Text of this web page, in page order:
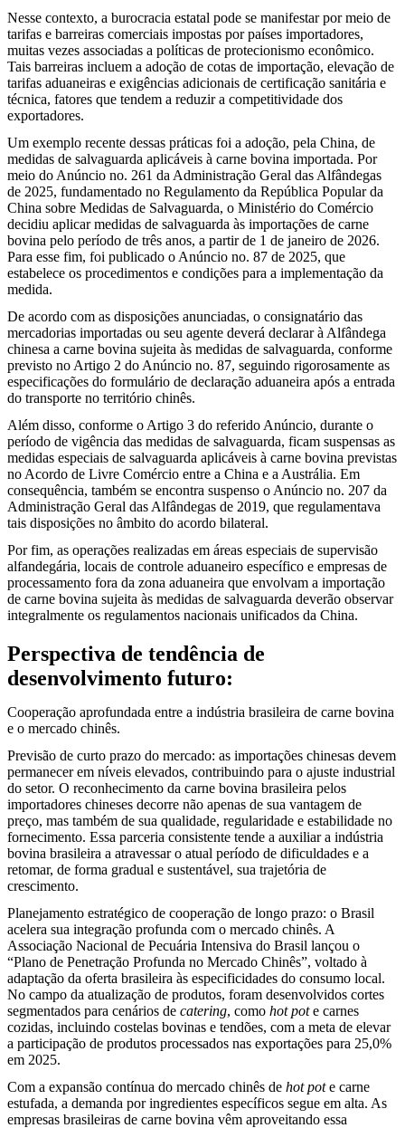
Nesse contexto, a burocracia estatal pode se manifestar por meio de
tarifas e barreiras comerciais impostas por países importadores,
muitas vezes associadas a políticas de protecionismo econômico.
Tais barreiras incluem a adoção de cotas de importação, elevação de
tarifas aduaneiras e exigências adicionais de certificação sanitária e
técnica, fatores que tendem a reduzir a competitividade dos
exportadores.
Um exemplo recente dessas práticas foi a adoção, pela China, de
medidas de salvaguarda aplicáveis à carne bovina importada. Por
meio do Anúncio no. 261 da Administração Geral das Alfândegas
de 2025, fundamentado no Regulamento da República Popular da
China sobre Medidas de Salvaguarda, o Ministério do Comércio
decidiu aplicar medidas de salvaguarda às importações de carne
bovina pelo período de três anos, a partir de 1 de janeiro de 2026.
Para esse fim, foi publicado o Anúncio no. 87 de 2025, que
estabelece os procedimentos e condições para a implementação da
medida.
De acordo com as disposições anunciadas, o consignatário das
mercadorias importadas ou seu agente deverá declarar à Alfândega
chinesa a carne bovina sujeita às medidas de salvaguarda, conforme
previsto no Artigo 2 do Anúncio no. 87, seguindo rigorosamente as
especificações do formulário de declaração aduaneira após a entrada
do transporte no território chinês.
Além disso, conforme o Artigo 3 do referido Anúncio, durante o
período de vigência das medidas de salvaguarda, ficam suspensas as
medidas especiais de salvaguarda aplicáveis à carne bovina previstas
no Acordo de Livre Comércio entre a China e a Austrália. Em
consequência, também se encontra suspenso o Anúncio no. 207 da
Administração Geral das Alfândegas de 2019, que regulamentava
tais disposições no âmbito do acordo bilateral.
Por fim, as operações realizadas em áreas especiais de supervisão
alfandegária, locais de controle aduaneiro específico e empresas de
processamento fora da zona aduaneira que envolvam a importação
de carne bovina sujeita às medidas de salvaguarda deverão observar
integralmente os regulamentos nacionais unificados da China.
Perspectiva de tendência de
desenvolvimento futuro:
Cooperação aprofundada entre a indústria brasileira de carne bovina
e o mercado chinês.
Previsão de curto prazo do mercado: as importações chinesas devem
permanecer em níveis elevados, contribuindo para o ajuste industrial
do setor. O reconhecimento da carne bovina brasileira pelos
importadores chineses decorre não apenas de sua vantagem de
preço, mas também de sua qualidade, regularidade e estabilidade no
fornecimento. Essa parceria consistente tende a auxiliar a indústria
bovina brasileira a atravessar o atual período de dificuldades e a
retomar, de forma gradual e sustentável, sua trajetória de
crescimento.
Planejamento estratégico de cooperação de longo prazo: o Brasil
acelera sua integração profunda com o mercado chinês. A
Associação Nacional de Pecuária Intensiva do Brasil lançou o
“Plano de Penetração Profunda no Mercado Chinês”, voltado à
adaptação da oferta brasileira às especificidades do consumo local.
No campo da atualização de produtos, foram desenvolvidos cortes
segmentados para cenários de catering, como hot pote carnes
cozidas, incluindo costelas bovinas e tendões, com a meta de elevar
a participação de produtos processados nas exportações para 25,0%
em 2025.
Com a expansão contínua do mercado chinês de hot pote carne
estufada, a demanda por ingredientes específicos segue em alta. As
empresas brasileiras de carne bovina vêm aproveitando essa